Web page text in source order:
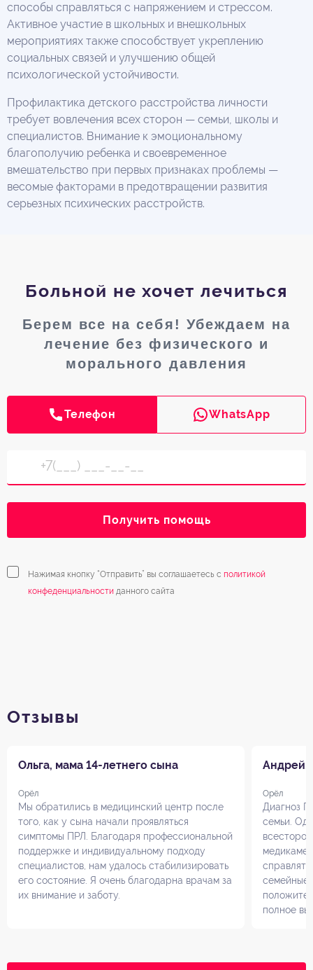
способы справляться с напряжением и стрессом.
Активное участие в школьных и внешкольных
мероприятиях также способствует укреплению
социальных связей и улучшению общей
психологической устойчивости.
Профилактика детского расстройства личности
требует вовлечения всех сторон — семьи, школы и
специалистов. Внимание к эмоциональному
благополучию ребенка и своевременное
вмешательство при первых признаках проблемы —
весомые факторами в предотвращении развития
серьезных психических расстройств.
Больной не хочет лечиться
Берем все на себя! Убеждаем на
лечение без физического и
морального давления
Телефон WhatsApp
Получить помощь
Нажимая кнопку “Отправить” вы соглашаетесь с политикой
конфеденциальности данного сайта
Отзывы
Ольга, мама 14-летнего сына
Орёл
Мы обратились в медицинский центр после
того, как у сына начали проявляться
симптомы ПРЛ. Благодаря профессиональной
поддержке и индивидуальному подходу
специалистов, нам удалось стабилизировать
его состояние. Я очень благодарна врачам за
их внимание и заботу.
Андрей,
Орёл
Диагноз
семьи.
семейные
полное